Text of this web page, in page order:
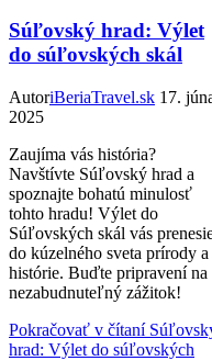
Súľovský hrad: Výlet
do súľovských skál
AutoriBeriaTravel.sk 17.
2025
Zaujíma vás história?
Navštívte Súľovský hrad a
spoznajte bohatú minulosť
tohto hradu! Výlet do
Súľovských skál vás
do kúzelného sveta prírody a
histórie. Buďte pripravení na
nezabudnuteľný zážitok!
Pokračovať v čítaní
hrad: Výlet do súľovských